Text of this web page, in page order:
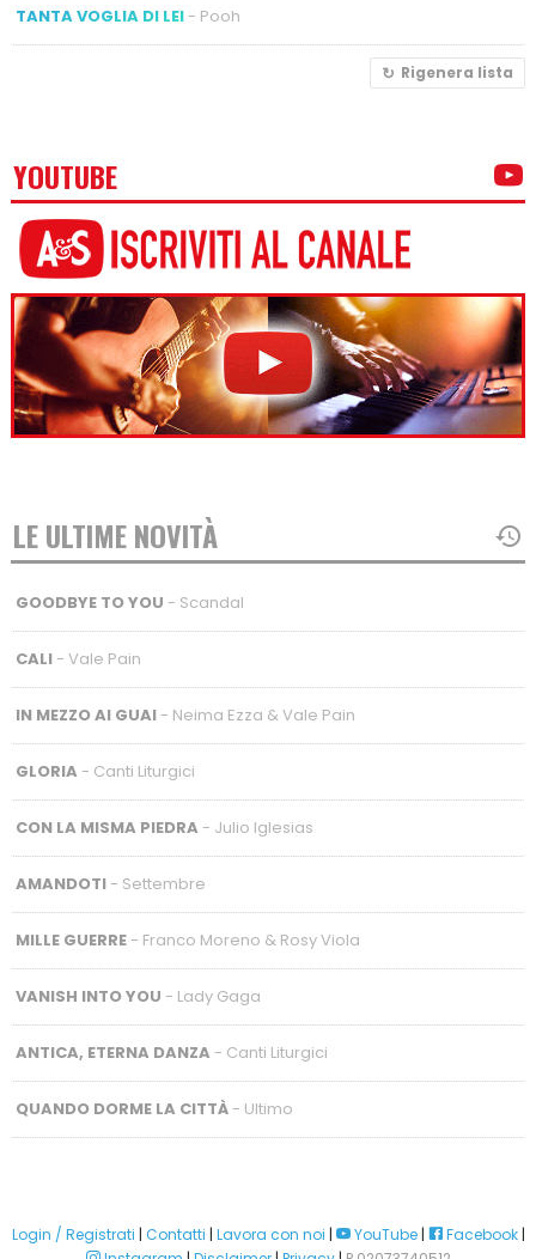
TANTA VOGLIA DI LEI- Pooh
Rigenera lista
YOUTUBE
LE ULTIME NOVITÀ
GOODBYE TO YOU - Scandal
CALI- Vale Pain
IN MEZZO AI GUAI- Neima Ezza & Vale Pain
GLORIA - Canti Liturgici
CON LA MISMA PIEDRA - Julio Iglesias
AMANDOTI- Settembre
MILLE GUERRE- Franco Moreno & Rosy Viola
VANISH INTO YOU - Lady Gaga
ANTICA, ETERNA DANZA - Canti Liturgici
QUANDO DORME LA CITTÀ- Ultimo
Login / Registrati | Contatti | Lavora con noi | YouTube| Facebook|